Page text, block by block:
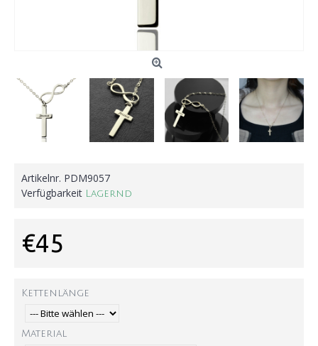
Artikelnr. PDM9057
Verfügbarkeit Lagernd
€45
Kettenlänge
Material